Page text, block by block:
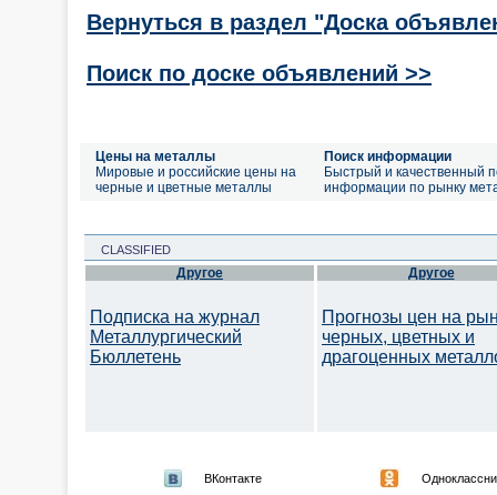
Вернуться в раздел "Доска
Поиск по доске объявлений >>
Цены на металлы
Мировые и российские цены на
черные и цветные металлы
Поиск информации
Быстрый и качественный
информации по рынку
CLASSIFIED
Другое
Подписка на журнал
Металлургический
Бюллетень
Другое
Прогнозы цен на
черных, цветных и
драгоценных
ВКонтакте